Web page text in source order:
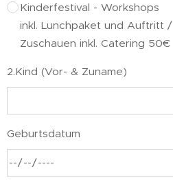
Kinderfestival - Workshops
inkl. Lunchpaket und Auftritt /
Zuschauen inkl. Catering 50€
2.Kind (Vor- & Zuname)
Geburtsdatum